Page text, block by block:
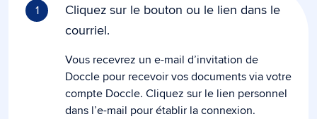
1
Cliquez sur le bouton ou le lien dans le
courriel.
Vous recevrez un e-mail d’invitation de
Doccle pour recevoir vos documents via votre
compte Doccle. Cliquez sur le lien personnel
dans l’e-mail pour établir la connexion.